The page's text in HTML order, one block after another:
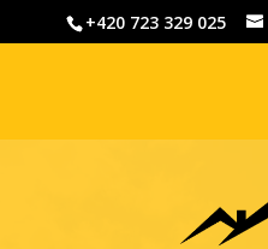
+420 723 329 025